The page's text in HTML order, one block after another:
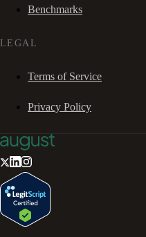
Benchmarks
LEGAL
Terms of Service
Privacy Policy